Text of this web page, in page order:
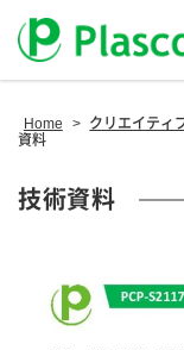
Home > クリエイティ
資料
技術資料